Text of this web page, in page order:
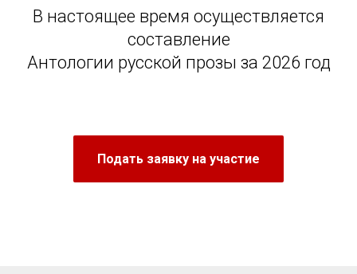
В настоящее время осуществляется
составление
Антологии русской прозы за 2026 год
Подать заявку на участие